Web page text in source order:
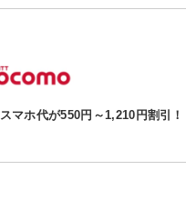
スマホ代が550円～1,210円割引！